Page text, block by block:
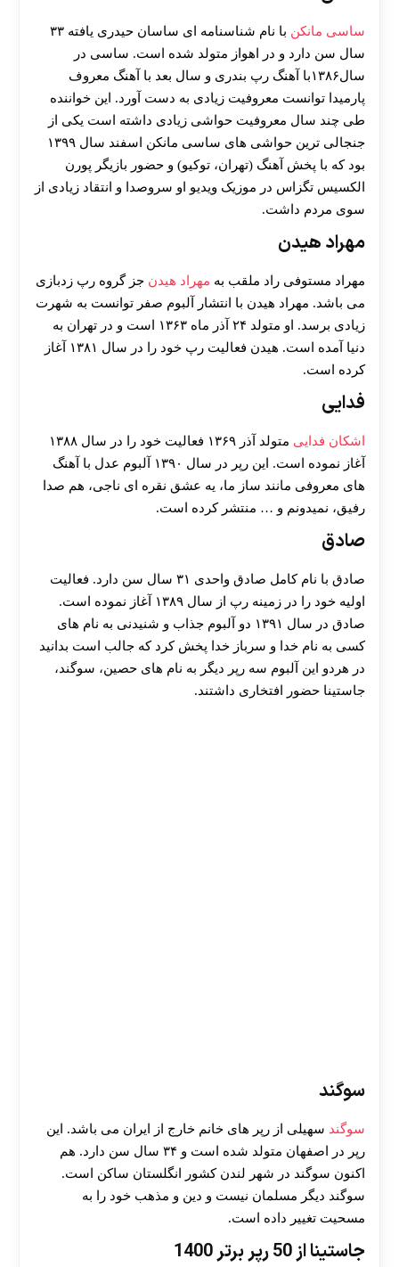
هات بت
ساسی مانکن
با نام شناسنامه ای ساسان حیدری یافته ۳۳
سال سن دارد و در اهواز متولد شده است. ساسی در
سال۱۳۸۶با آهنگ رپ بندری و سال بعد با آهنگ معروف
پارمیدا توانست معروفیت زیادی به دست آورد. این خواننده
طی چند سال معروفیت حواشی زیادی داشته است یکی از
جنجالی ترین حواشی های ساسی مانکن اسفند سال ۱۳۹۹
بود که با پخش آهنگ (تهران، توکیو) و حضور بازیگر پورن
الکسیس تگزاس در موزیک ویدیو او سروصدا و انتقاد زیادی از
سوی مردم داشت.
مهراد هیدن
مهراد مستوفی راد ملقب به مهراد هیدن جز گروه رپ زدبازی
می باشد‌. مهراد هیدن با انتشار آلبوم صفر توانست به شهرت
زیادی برسد. او متولد ۲۴ آذر ماه ۱۳۶۳ است و در تهران به
دنیا آمده است. هیدن فعالیت رپ خود را در سال ۱۳۸۱ آغاز
کرده است.
فدایی
اشکان فدایی
متولد آذر ۱۳۶۹ فعالیت خود را در سال ۱۳۸۸
آغاز نموده است. این رپر در سال ۱۳۹۰ آلبوم عدل با آهنگ
های معروفی مانند ساز ما، یه عشق نقره ای ناجی، هم صدا
رفیق، نمیدونم و … منتشر کرده است.
صادق
صادق با نام کامل صادق واحدی ۳۱ سال سن دارد. فعالیت
اولیه خود را در زمینه رپ از سال ۱۳۸۹ آغاز نموده است.
صادق در سال ۱۳۹۱ دو آلبوم جذاب و شنیدنی به نام های
کسی به نام خدا و سرباز خدا پخش کرد که جالب است بدانید
در هردو این آلبوم سه رپر دیگر به نام های حصین، سوگند،
جاستینا حضور افتخاری داشتند.
سوگند
سوگند سهیلی از رپر های خانم خارج از ایران می باشد. این
رپر در اصفهان متولد شده است و ۳۴ سال سن دارد. هم
اکنون سوگند در شهر لندن کشور انگلستان ساکن است.
سوگند دیگر مسلمان نیست و دین و مذهب خود را به
مسحیت تغییر داده است.
جاستینا از 50 رپر برتر 1400